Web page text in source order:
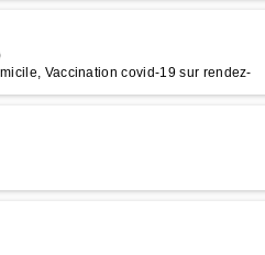
Vaccination covid-19 sur rendez-